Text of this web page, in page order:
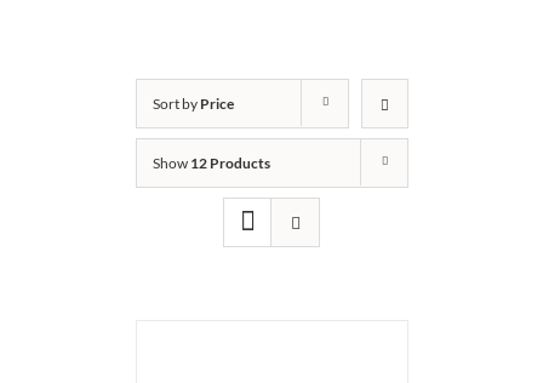
Sort by Price
Show 12 Products